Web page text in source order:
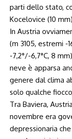
parti dello stato,
Kocelovice (10
In Austria
(m 3105, estremi -
-7,2°/-6,7°C, 8
neve è apparsa
genere dal clima
solo qualche
Tra Baviera,
novembre era
depressionaria